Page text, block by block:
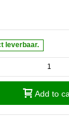
leverbaar.
Add to